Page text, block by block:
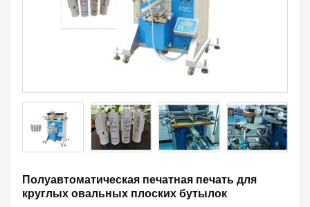
Полуавтоматическая печатная печать для
круглых овальных плоских бутылок